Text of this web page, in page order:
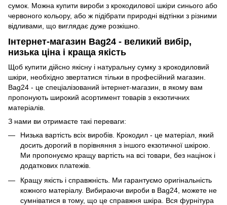
сумок. Можна купити вироби з крокодилової шкіри синього або
червоного кольору, або ж підібрати природні відтінки з різними
відливами, що виглядає дуже розкішно.
Інтернет-магазин Bag24 - великий вибір,
низька ціна і краща якість
Щоб купити дійсно якісну і натуральну сумку з крокодиловий
шкіри, необхідно звертатися тільки в професійний магазин.
Bag24 - це спеціалізований інтернет-магазин, в якому вам
пропонують широкий асортимент товарів з екзотичних
матеріалів.
З нами ви отримаєте такі переваги:
Низька вартість всіх виробів. Крокодил - це матеріал, який
досить дорогий в порівняння з іншого екзотичної шкірою.
Ми пропонуємо кращу вартість на всі товари, без націнок і
додаткових платежів.
Кращу якість і справжність. Ми гарантуємо оригінальність
кожного матеріалу. Вибираючи вироби в Bag24, можете не
сумніватися в тому, що це справжня шкіра. Вся фурнітура